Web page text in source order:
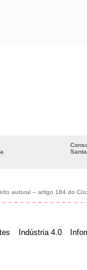
autoral – artigo 184 do
Indústria 4.0